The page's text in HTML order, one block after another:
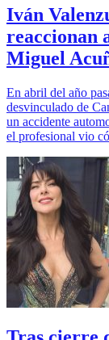
Iván
reaccionan
Miguel
En abril del año
desvinculado de
un accidente
el profesional vio